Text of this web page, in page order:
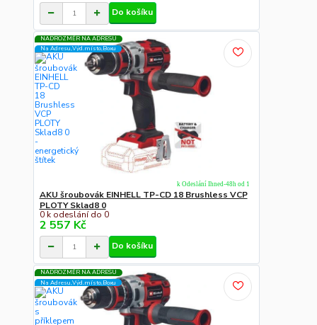
Do košíku
NADROZMĚR NA ADRESU
Na Adresu,Výd.místo,Boxu
AKU šroubovák EINHELL TP-CD 18 Brushless VCP
PLOTY Sklad8 0
0 k odeslání do 0
2 557 Kč
k Odeslání Ihned-48h od 1
Do košíku
NADROZMĚR NA ADRESU
Na Adresu,Výd.místo,Boxu